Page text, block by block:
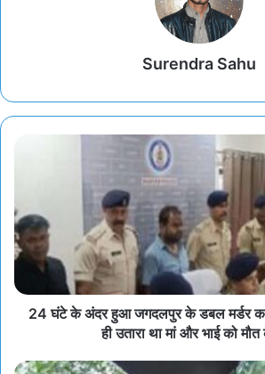
Surendra Sahu
24 घंटे के अंदर हुआ जगदलपुर के डबल मर्डर
ही उतारा था मां और भाई को